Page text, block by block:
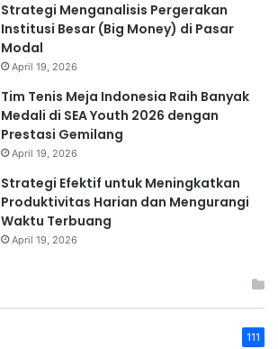
Strategi Menganalisis Pergerakan
Institusi Besar (Big Money) di Pasar
Modal
April 19, 2026
Tim Tenis Meja Indonesia Raih Banyak
Medali di SEA Youth 2026 dengan
Prestasi Gemilang
April 19, 2026
Strategi Efektif untuk Meningkatkan
Produktivitas Harian dan Mengurangi
Waktu Terbuang
April 19, 2026
111